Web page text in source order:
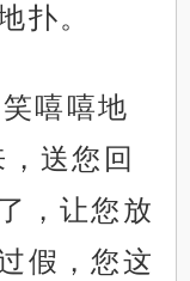
扑。
嘻嘻地
送您回
，让您放
假，您这